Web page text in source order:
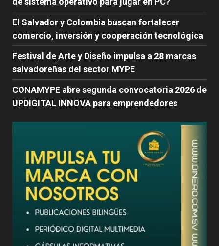
El Salvador y Colombia buscan fortalecer
comercio, inversión y cooperación tecnológica
Festival de Arte y Diseño impulsa a 28 marcas
salvadoreñas del sector MYPE
CONAMYPE abre segunda convocatoria 2026 de
UPDIGITAL INNOVA para emprendedores